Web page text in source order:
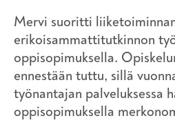
Mervi suoritti
erikoisammattitutkinnon
oppisopimuksella.
ennestään tuttu, sillä
työnantajan palveluksessa
oppisopimuksella